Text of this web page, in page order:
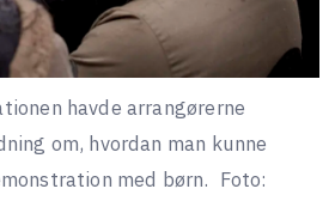
havde arrangørerne
om, hvordan man kunne
med børn. Foto: